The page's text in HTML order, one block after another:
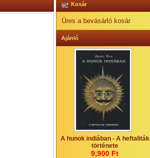
Kosár
Üres a bevásárló kosár
Ajánló
A hunok indiában - A heftaliták
története
9,900 Ft